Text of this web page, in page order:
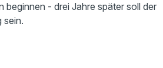
beginnen - drei Jahre später soll der
sein.